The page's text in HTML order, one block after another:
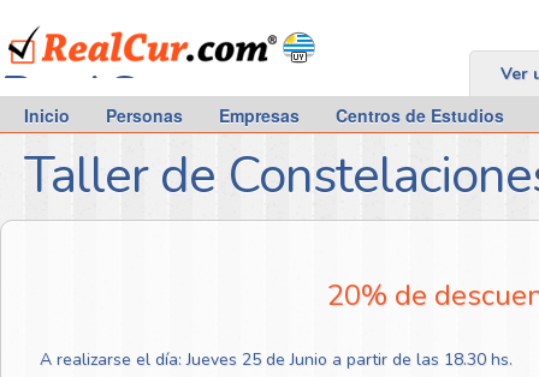
RealCur.com Ver
Inicio Personas Empresas Centros de Estudios
Taller de
20% de
A realizarse el día: Jueves 25 de Junio a partir de las 18.30 hs.